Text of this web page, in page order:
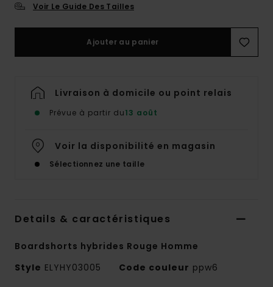
Voir Le Guide Des Tailles
Ajouter au panier
Livraison à domicile ou point relais
Prévue à partir du13 août
Voir la disponibilité en magasin
Sélectionnez une taille
Details & caractéristiques
Boardshorts hybrides Rouge Homme
Style ELYHY03005 Code couleur ppw6